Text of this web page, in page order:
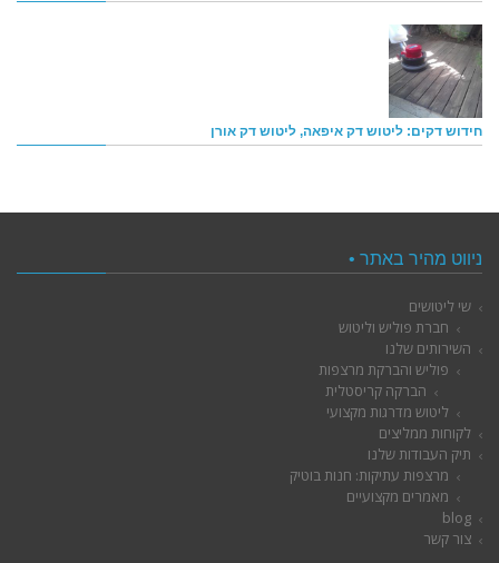
חידוש דקים: ליטוש דק איפאה, ליטוש דק אורן
ניווט מהיר באתר •
שי ליטושים
חברת פוליש וליטוש
השירותים שלנו
פוליש והברקת מרצפות
הברקה קריסטלית
ליטוש מדרגות מקצועי
לקוחות ממליצים
תיק העבודות שלנו
מרצפות עתיקות: חנות בוטיק
מאמרים מקצועיים
blog
צור קשר